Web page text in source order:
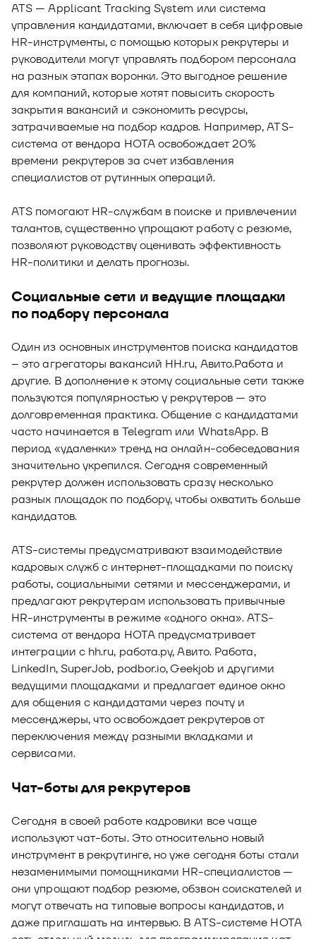
ATS — Applicant Tracking System или система
управления кандидатами, включает в себя цифровые
HR-инструменты, с помощью которых рекрутеры и
руководители могут управлять подбором персонала
на разных этапах воронки. Это выгодное решение
для компаний, которые хотят повысить скорость
закрытия вакансий и сэкономить ресурсы,
затрачиваемые на подбор кадров. Например, ATS-
система от вендора НОТА освобождает 20%
времени рекрутеров за счет избавления
специалистов от рутинных операций.
ATS помогают HR-службам в поиске и привлечении
талантов, существенно упрощают работу с резюме,
позволяют руководству оценивать эффективность
HR-политики и делать прогнозы.
Социальные сети и ведущие площадки
по подбору персонала
Один из основных инструментов поиска кандидатов
– это агрегаторы вакансий HH.ru, Авито.Работа и
другие. В дополнение к этому социальные сети также
пользуются популярностью у рекрутеров — это
долговременная практика. Общение с кандидатами
часто начинается в Telegram или WhatsApp. В
период «удаленки» тренд на онлайн-собеседования
значительно укрепился. Сегодня современный
рекрутер должен использовать сразу несколько
разных площадок по подбору, чтобы охватить больше
кандидатов.
ATS-системы предусматривают взаимодействие
кадровых служб с интернет-площадками по поиску
работы, социальными сетями и мессенджерами, и
предлагают рекрутерам использовать привычные
HR-инструменты в режиме «одного окна». ATS-
система от вендора НОТА предусматривает
интеграции с hh.ru, работа.ру, Авито. Работа,
LinkedIn, SuperJob, podbor.io, Geekjob и другими
ведущими площадками и предлагает единое окно
для общения с кандидатами через почту и
мессенджеры, что освобождает рекрутеров от
переключения между разными вкладками и
сервисами.
Чат-боты для рекрутеров
Сегодня в своей работе кадровики все чаще
используют чат-боты. Это относительно новый
инструмент в рекрутинге, но уже сегодня боты стали
незаменимыми помощниками HR-специалистов —
они упрощают подбор резюме, обзвон соискателей и
могут отвечать на типовые вопросы кандидатов, и
даже приглашать на интервью. В ATS-системе НОТА